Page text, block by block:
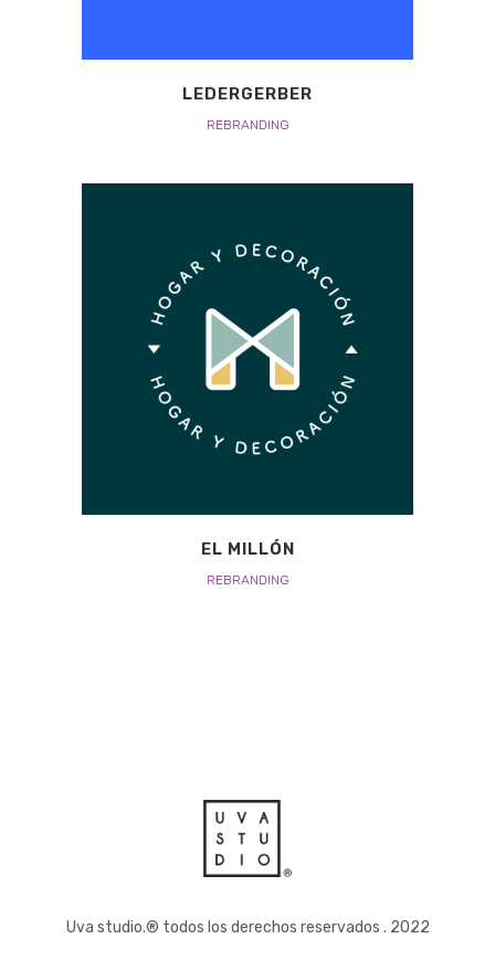
LEDERGERBER
REBRANDING
EL MILLÓN
REBRANDING
Uva studio.® todos los derechos reservados . 2022